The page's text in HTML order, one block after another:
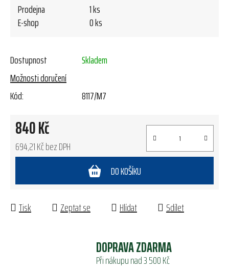
Prodejna
1 ks
E-shop
0 ks
Dostupnost
Skladem
Možnosti doručení
Kód:
8117/M7
840 Kč
694,21 Kč bez DPH
DO KOŠÍKU
Tisk Zeptat se Hlídat Sdílet
DOPRAVA ZDARMA
Při nákupu nad 3 500 Kč